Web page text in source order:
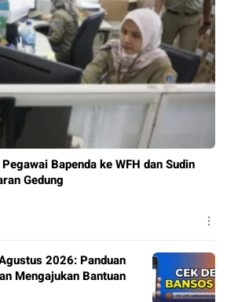
Bapenda ke WFH dan Sudin
Gedung
2026: Panduan
Mengajukan Bantuan